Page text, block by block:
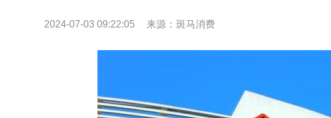
2024-07-03 09:22:05 来源：斑马消费